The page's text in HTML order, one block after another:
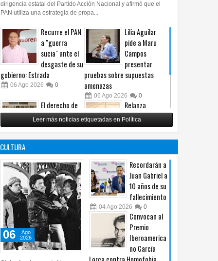
dirigencia estatal del Partido Acción Nacional y afirmó que el
PAN utiliza una estrategia de propa...
Recurre el PAN
a "guerra
sucia" ante el
desgaste de su
gobierno: Estrada
06 Ago 2026 0
Lilia Aguilar
pide a Maru
Campos
presentar
pruebas sobre supuestas
amenazas
06 Ago 2026 0
El derecho de
las audiencias
no es censura,
es un principio
constitucional: González
05Ago 2026 0
Relanza
Villalobos
programa de
afiliación del
05Ago 2026
Leer más noticias etiquetadas en Política
CULTURA
06
Ago
2026
Recordarán a
Juan Gabriel a
10 años de su
fallecimiento
04Ago 2026 0
Convocan al
Premio
Iberoamerica
no García